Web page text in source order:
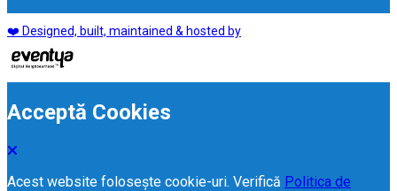
❤️ Designed, built, maintained & hosted by
Acceptă Cookies
Acest website folosește cookie-uri. Verifică Politica de